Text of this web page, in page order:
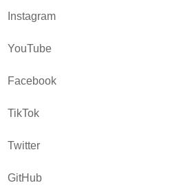
Instagram
YouTube
Facebook
TikTok
Twitter
GitHub